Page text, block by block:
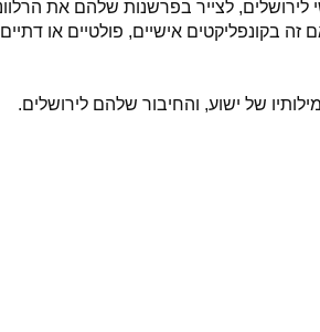
לצייר בפרשנות שלהם את
בקונפליקטים אישיים, פולטיים או
של ישוע, והחיבור שלהם לירושלים.